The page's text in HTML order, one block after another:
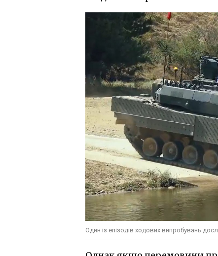
Один із епізодів ходових випробувань